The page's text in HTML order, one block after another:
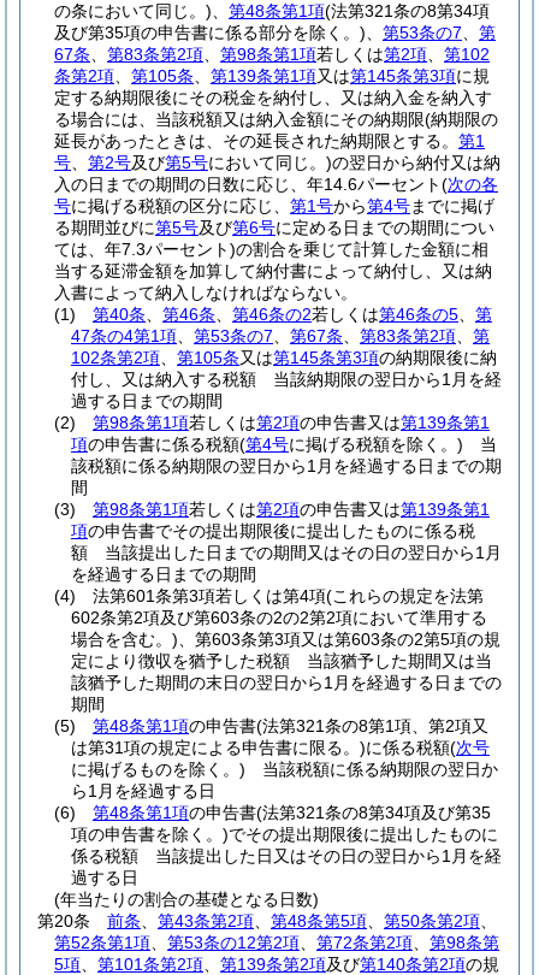
の条において同じ。)
第48条第1項(法第321条の8第34項
及び第35項の申告書に係る部分を除く。)
第53条の7
第
67条
第83条第2項 第98条第1項若しくは第2項
第102
条第2項
第105条 第139条第1項又は第145条第3項に規
定する納期限後にその税金を納付し、又は納入金を納入す
る場合には、当該税額又は納入金額にその納期限(納期限の
延長があったときは、その延長された納期限とする。 第1
号
第2号及び第5号において同じ。)の翌日から納付又は納
入の日までの期間の日数に応じ、年14.6パーセント(次の各
号に掲げる税額の区分に応じ、 第1号から第4号までに掲げ
る期間並びに第5号及び第6号に定める日までの期間につい
ては、年7.3パーセント)の割合を乗じて計算した金額に相
当する延滞金額を加算して納付書によって納付し、又は納
入書によって納入しなければならない。
(1)
第40条 第46条 第46条の2若しくは第46条の5
第
47条の4第1項
第53条の7 第67条 第83条第2項
第
102条第2項
第105条又は第145条第3項の納期限後に納
付し、又は納入する税額 当該納期限の翌日から1月を経
過する日までの期間
(2)
第98条第1項若しくは第2項の申告書又は第139条第1
項の申告書に係る税額(第4号に掲げる税額を除く。) 当
該税額に係る納期限の翌日から1月を経過する日までの期
間
(3)
第98条第1項若しくは第2項の申告書又は第139条第1
項の申告書でその提出期限後に提出したものに係る税
額 当該提出した日までの期間又はその日の翌日から1月
を経過する日までの期間
(4)
法第601条第3項若しくは第4項(これらの規定を法第
602条第2項及び第603条の2の2第2項において準用する
場合を含む。) 、第603条第3項又は第603条の2第5項の規
定により徴収を猶予した税額 当該猶予した期間又は当
該猶予した期間の末日の翌日から1月を経過する日までの
期間
(5)
第48条第1項の申告書(法第321条の8第1項、第2項又
は第31項の規定による申告書に限る。)に係る税額(次号
に掲げるものを除く。) 当該税額に係る納期限の翌日か
ら1月を経過する日
(6)
第48条第1項の申告書(法第321条の8第34項及び第35
項の申告書を除く。)でその提出期限後に提出したものに
係る税額 当該提出した日又はその日の翌日から1月を経
過する日
(年当たりの割合の基礎となる日数)
第20条
前条 第43条第2項 第48条第5項 第50条第2項
第52条第1項
第53条の12第2項 第72条第2項
第98条第
5項
第101条第2項 第139条第2項及び第140条第2項の規